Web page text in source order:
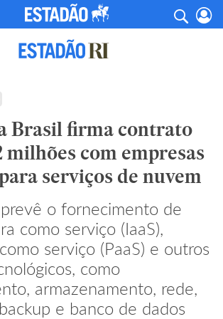
Brasil firma contrato
milhões com empresas
serviços de nuvem
o fornecimento de
como serviço (IaaS),
serviço (PaaS) e outros
como
armazenamento, rede,
e banco de dados